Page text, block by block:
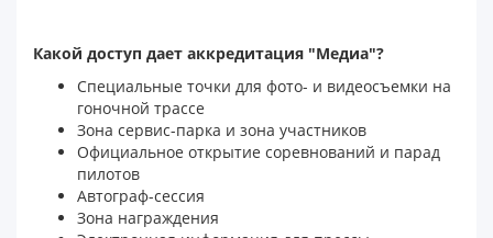
Какой доступ дает аккредитация "Медиа"?
Специальные точки для фото- и видеосъемки на
гоночной трассе
Зона сервис-парка и зона участников
Официальное открытие соревнований и парад
пилотов
Автограф-сессия
Зона награждения